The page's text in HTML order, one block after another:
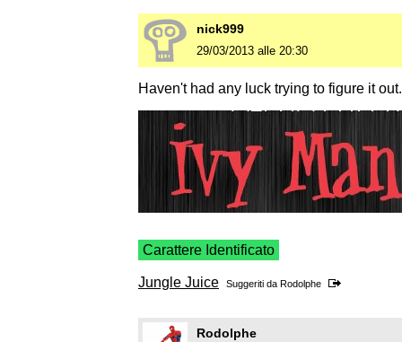
nick999
29/03/2013 alle 20:30
Haven't had any luck trying to figure it out.
Carattere Identificato
Jungle Juice Suggeriti da Rodolphe
Rodolphe